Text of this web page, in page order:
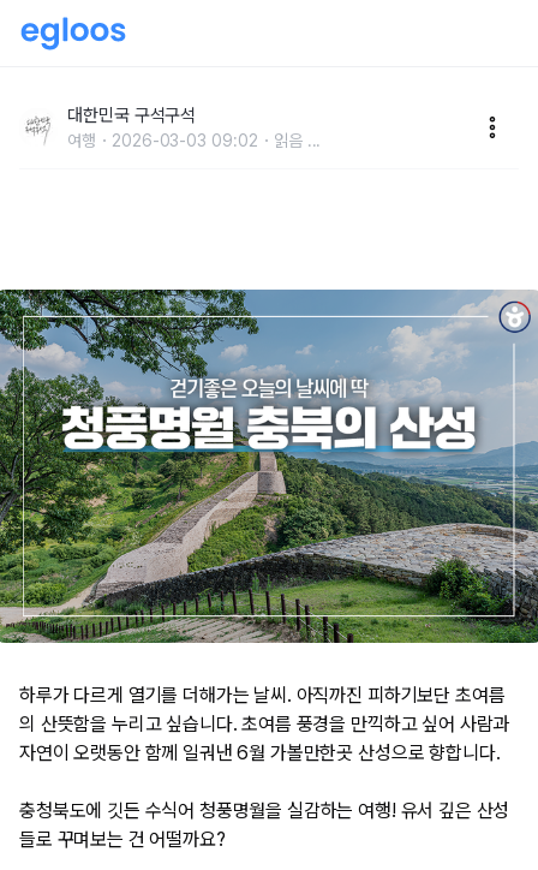
대한민국 구석구석
여행 2026-03-03 09:02 읽음 ...
하루가 다르게 열기를 더해가는 날씨. 아직까진 피하기보단 초여름
의 산뜻함을 누리고 싶습니다. 초여름 풍경을 만끽하고 싶어 사람과
자연이 오랫동안 함께 일궈낸 6월 가볼만한곳 산성으로 향합니다.
​충청북도에 깃든 수식어 청풍명월을 실감하는 여행! 유서 깊은 산성
들로 꾸며보는 건 어떨까요?